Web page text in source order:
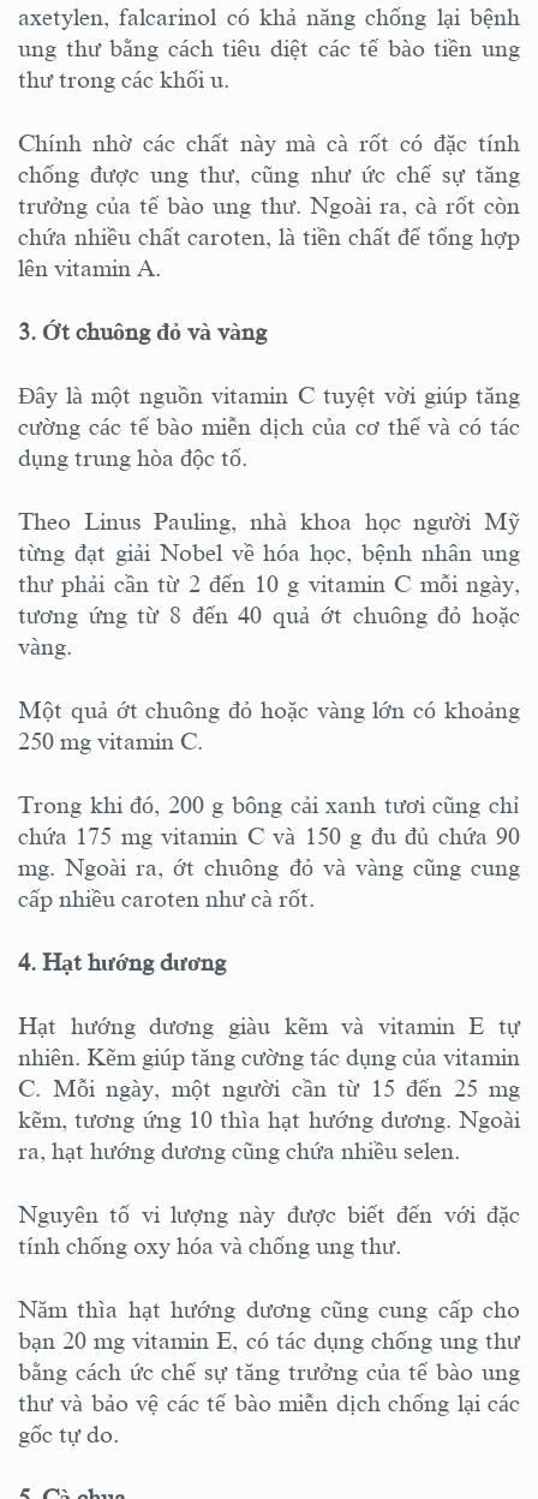
axetylen, falcarinol có khả năng chống lại bệnh
ung thư bằng cách tiêu diệt các tế bào tiền ung
thư trong các khối u.
Chính nhờ các chất này mà cà rốt có đặc tính
chống được ung thư, cũng như ức chế sự tăng
trưởng của tế bào ung thư. Ngoài ra, cà rốt còn
chứa nhiều chất caroten, là tiền chất để tổng hợp
lên vitamin A.
3. Ớt chuông đỏ và vàng
Đây là một nguồn vitamin C tuyệt vời giúp tăng
cường các tế bào miễn dịch của cơ thể và có tác
dụng trung hòa độc tố.
Theo Linus Pauling, nhà khoa học người Mỹ
từng đạt giải Nobel về hóa học, bệnh nhân ung
thư phải cần từ 2 đến 10 g vitamin C mỗi ngày,
tương ứng từ 8 đến 40 quả ớt chuông đỏ hoặc
vàng.
Một quả ớt chuông đỏ hoặc vàng lớn có khoảng
250 mg vitamin C.
Trong khi đó, 200 g bông cải xanh tươi cũng chỉ
chứa 175 mg vitamin C và 150 g đu đủ chứa 90
mg. Ngoài ra, ớt chuông đỏ và vàng cũng cung
cấp nhiều caroten như cà rốt.
4. Hạt hướng dương
Hạt hướng dương giàu kẽm và vitamin E tự
nhiên. Kẽm giúp tăng cường tác dụng của vitamin
C. Mỗi ngày, một người cần từ 15 đến 25 mg
kẽm, tương ứng 10 thìa hạt hướng dương. Ngoài
ra, hạt hướng dương cũng chứa nhiều selen.
Nguyên tố vi lượng này được biết đến với đặc
tính chống oxy hóa và chống ung thư.
Năm thìa hạt hướng dương cũng cung cấp cho
bạn 20 mg vitamin E, có tác dụng chống ung thư
bằng cách ức chế sự tăng trưởng của tế bào ung
thư và bảo vệ các tế bào miễn dịch chống lại các
gốc tự do.